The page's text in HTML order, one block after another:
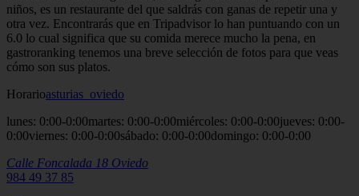
niños, es un restaurante del que saldrás con ganas de repetir una y
otra vez. Encontrarás que en Tripadvisor lo han puntuando con un
6.0 lo cual significa que su comida merece mucho la pena, en
gastroranking tenemos una breve selección de fotos para que veas
cómo son sus platos.
Horarioasturias_oviedo
lunes: 0:00-0:00martes: 0:00-0:00miércoles: 0:00-0:00jueves: 0:00-
0:00viernes: 0:00-0:00sábado: 0:00-0:00domingo: 0:00-0:00
Calle Foncalada 18 Oviedo
984 49 37 85